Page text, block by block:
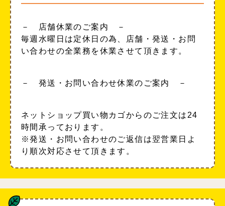
－ 店舗休業のご案内 －
毎週水曜日は定休日の為、店舗・発送・お問
い合わせの全業務を休業させて頂きます。
－ 発送・お問い合わせ休業のご案内 －
ネットショップ買い物カゴからのご注文は24
時間承っております。
※発送・お問い合わせのご返信は翌営業日よ
り順次対応させて頂きます。